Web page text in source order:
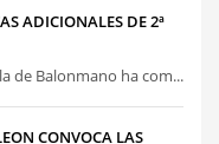
ADICIONALES DE 2ª
de Balonmano ha com...
CONVOCA LAS